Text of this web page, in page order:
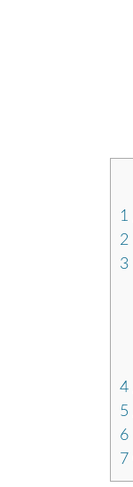
1
2
3
4
5
6
7